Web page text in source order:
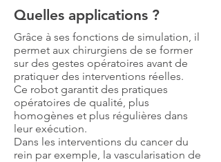
Quelles applications ?
Grâce à ses fonctions de simulation, il
permet aux chirurgiens de se former
sur des gestes opératoires avant de
pratiquer des interventions réelles.
Ce robot garantit des pratiques
opératoires de qualité, plus
homogènes et plus régulières dans
leur exécution.
Dans les interventions du cancer du
rein par exemple, la vascularisation de